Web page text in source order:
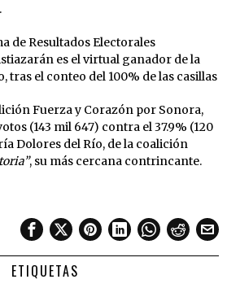
de Resultados Electorales
es el virtual ganador de la
tras el conteo del 100% de las casillas
Fuerza y Corazón por Sonora,
(143 mil 647) contra el 37.9% (120
Dolores del Río, de la coalición
, su más cercana contrincante.
ETIQUETAS